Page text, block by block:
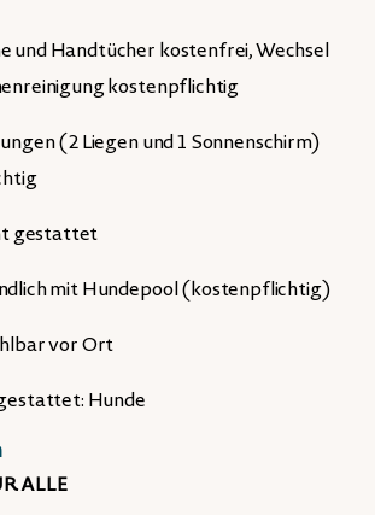
und Handtücher kostenfrei, Wechsel
kostenpflichtig
(2 Liegen und 1 Sonnenschirm)
gestattet
mit Hundepool (kostenpflichtig)
vor Ort
Hunde
ALLE